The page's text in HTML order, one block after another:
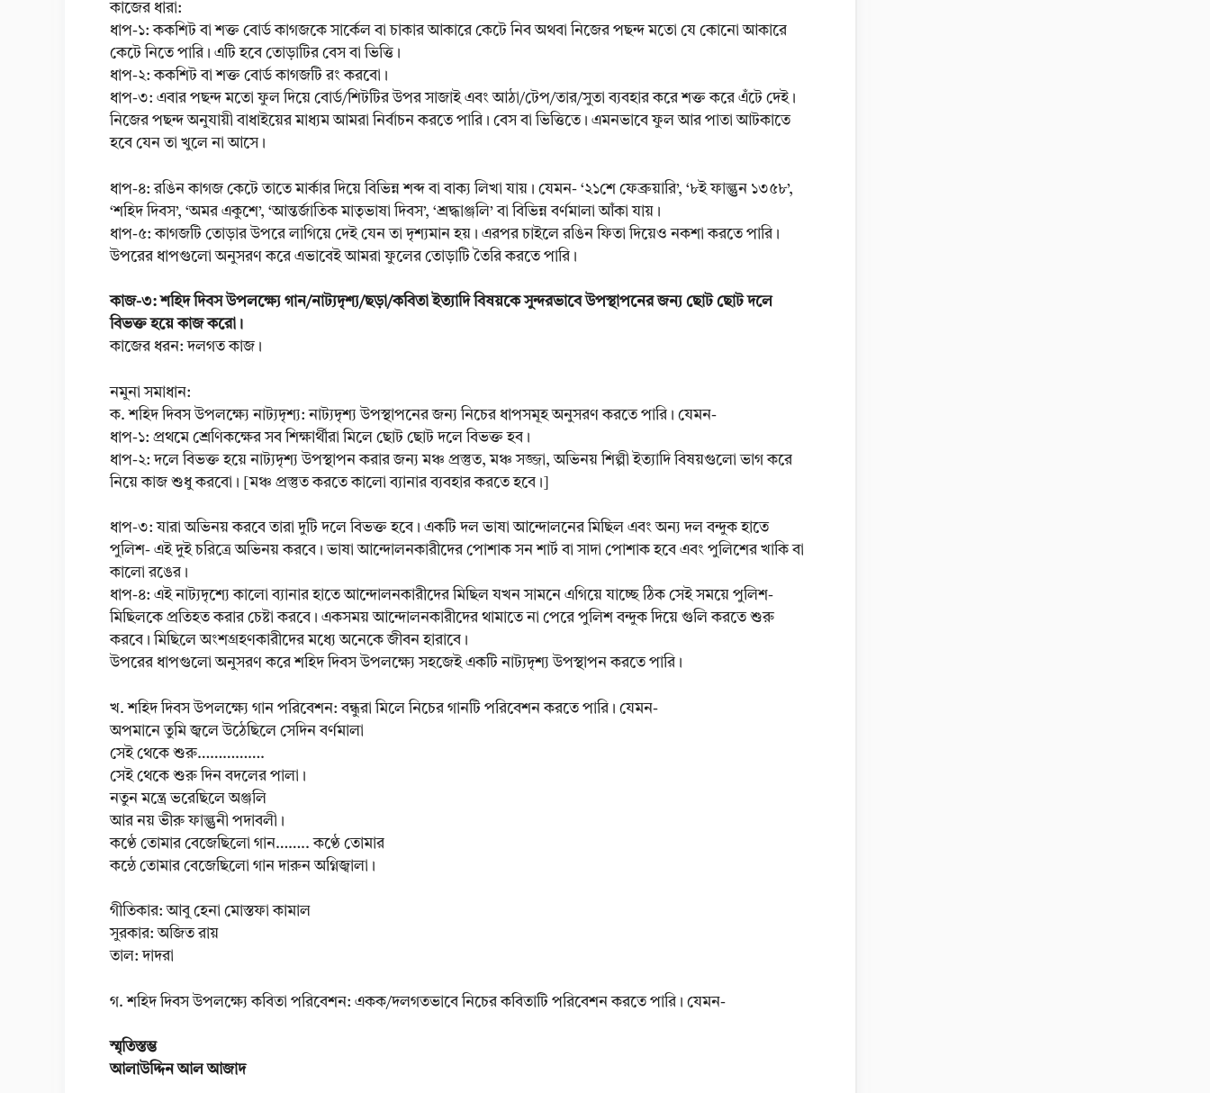
কাজের ধারা:
ধাপ-১: ককশিট বা শক্ত বোর্ড কাগজকে সার্কেল বা চাকার আকারে কেটে নিব অথবা নিজের পছন্দ মতো যে কোনো আকারে
কেটে নিতে পারি। এটি হবে তোড়াটির বেস বা ভিত্তি।
ধাপ-২: ককশিট বা শক্ত বোর্ড কাগজটি রং করবো।
ধাপ-৩: এবার পছন্দ মতো ফুল দিয়ে বোর্ড/শিটটির উপর সাজাই এবং আঠা/টেপ/তার/সুতা ব্যবহার করে শক্ত করে এঁটে দেই।
নিজের পছন্দ অনুযায়ী বাধাইয়ের মাধ্যম আমরা নির্বাচন করতে পারি। বেস বা ভিত্তিতে। এমনভাবে ফুল আর পাতা আটকাতে
হবে যেন তা খুলে না আসে।
ধাপ-৪: রঙিন কাগজ কেটে তাতে মার্কার দিয়ে বিভিন্ন শব্দ বা বাক্য লিখা যায়। যেমন- ‘২১শে ফেব্রুয়ারি’, ‘৮ই ফাল্গুন ১৩৫৮’,
‘শহিদ দিবস’, ‘অমর একুশে’, ‘আন্তর্জাতিক মাতৃভাষা দিবস’, ‘শ্রদ্ধাঞ্জলি’ বা বিভিন্ন বর্ণমালা আঁকা যায়।
ধাপ-৫: কাগজটি তোড়ার উপরে লাগিয়ে দেই যেন তা দৃশ্যমান হয়। এরপর চাইলে রঙিন ফিতা দিয়েও নকশা করতে পারি।
উপরের ধাপগুলো অনুসরণ করে এভাবেই আমরা ফুলের তোড়াটি তৈরি করতে পারি।
কাজ-৩: শহিদ দিবস উপলক্ষ্যে গান/নাট্যদৃশ্য/ছড়া/কবিতা ইত্যাদি বিষয়কে সুন্দরভাবে উপস্থাপনের জন্য ছোট ছোট দলে
বিভক্ত হয়ে কাজ করো।
কাজের ধরন: দলগত কাজ।
নমুনা সমাধান:
ক. শহিদ দিবস উপলক্ষ্যে নাট্যদৃশ্য: নাট্যদৃশ্য উপস্থাপনের জন্য নিচের ধাপসমূহ অনুসরণ করতে পারি। যেমন-
ধাপ-১: প্রথমে শ্রেণিকক্ষের সব শিক্ষার্থীরা মিলে ছোট ছোট দলে বিভক্ত হব।
ধাপ-২: দলে বিভক্ত হয়ে নাট্যদৃশ্য উপস্থাপন করার জন্য মঞ্চ প্রস্তুত, মঞ্চ সজ্জা, অভিনয় শিল্পী ইত্যাদি বিষয়গুলো ভাগ করে
নিয়ে কাজ শুধু করবো। [মঞ্চ প্রস্তুত করতে কালো ব্যানার ব্যবহার করতে হবে।]
ধাপ-৩: যারা অভিনয় করবে তারা দুটি দলে বিভক্ত হবে। একটি দল ভাষা আন্দোলনের মিছিল এবং অন্য দল বন্দুক হাতে
পুলিশ- এই দুই চরিত্রে অভিনয় করবে। ভাষা আন্দোলনকারীদের পোশাক সন শার্ট বা সাদা পোশাক হবে এবং পুলিশের খাকি বা
কালো রঙের।
ধাপ-৪: এই নাট্যদৃশ্যে কালো ব্যানার হাতে আন্দোলনকারীদের মিছিল যখন সামনে এগিয়ে যাচ্ছে ঠিক সেই সময়ে পুলিশ-
মিছিলকে প্রতিহত করার চেষ্টা করবে। একসময় আন্দোলনকারীদের থামাতে না পেরে পুলিশ বন্দুক দিয়ে গুলি করতে শুরু
করবে। মিছিলে অংশগ্রহণকারীদের মধ্যে অনেকে জীবন হারাবে।
উপরের ধাপগুলো অনুসরণ করে শহিদ দিবস উপলক্ষ্যে সহজেই একটি নাট্যদৃশ্য উপস্থাপন করতে পারি।
খ. শহিদ দিবস উপলক্ষ্যে গান পরিবেশন: বন্ধুরা মিলে নিচের গানটি পরিবেশন করতে পারি। যেমন-
অপমানে তুমি জ্বলে উঠেছিলে সেদিন বর্ণমালা
সেই থেকে শুরু…………….
সেই থেকে শুরু দিন বদলের পালা।
নতুন মন্ত্রে ভরেছিলে অঞ্জলি
আর নয় ভীরু ফাল্গুনী পদাবলী।
কণ্ঠে তোমার বেজেছিলো গান…….. কণ্ঠে তোমার
কন্ঠে তোমার বেজেছিলো গান দারুন অগ্নিজ্বালা।
গীতিকার: আবু হেনা মোস্তফা কামাল
সুরকার: অজিত রায়
তাল: দাদরা
গ. শহিদ দিবস উপলক্ষ্যে কবিতা পরিবেশন: একক/দলগতভাবে নিচের কবিতাটি পরিবেশন করতে পারি। যেমন-
স্মৃতিস্তম্ভ
আলাউদ্দিন আল আজাদ